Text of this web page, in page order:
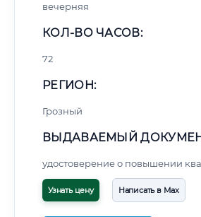
вечерняя
КОЛ-ВО ЧАСОВ:
72
РЕГИОН:
Грозный
ВЫДАВАЕМЫЙ
удостоверение о повышении
Узнать цену Написать в Max